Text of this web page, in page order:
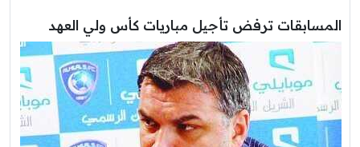
المسابقات ترفض تأجيل مباريات كأس ولي العهد